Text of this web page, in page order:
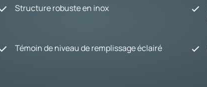
Structure robuste en inox
Témoin de niveau de remplissage éclairé